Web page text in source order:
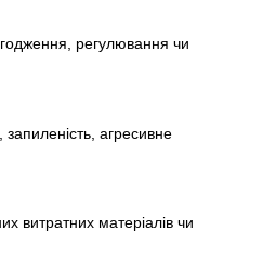
регулювання чи
агресивне
витратних матеріалів чи